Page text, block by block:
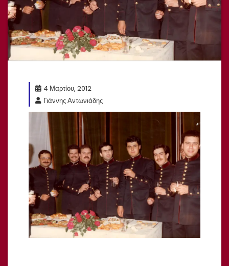
4 Μαρτίου, 2012
Γιάννης Αντωνιάδης